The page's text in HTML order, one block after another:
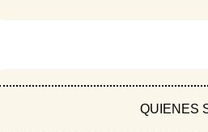
QUIENES
que conoce las